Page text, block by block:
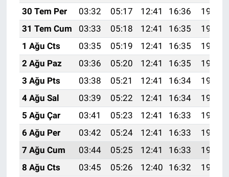
30 Tem Per
03:32 05:17 12:41 16:36
19:55
31 Tem Cum
03:33 05:18 12:41 16:35
19:54
1 Ağu Cts
03:35 05:19 12:41 16:35
19:53
2 Ağu Paz
03:36 05:20 12:41 16:35
19:52
3 Ağu Pts
03:38 05:21 12:41 16:34
19:51
4 Ağu Sal
03:39 05:22 12:41 16:34
19:50
5 Ağu Çar
03:41 05:23 12:41 16:33
19:49
6 Ağu Per
03:42 05:24 12:41 16:33
19:48
7 Ağu Cum
03:44 05:25 12:41 16:33
19:46
8 Ağu Cts
03:45 05:26 12:40 16:32
19:45